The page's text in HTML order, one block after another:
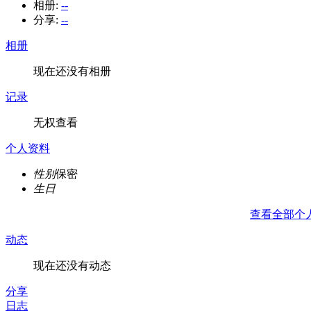
相册: --
分享: --
相册
现在还没有相册
记录
无权查看
个人资料
性别保密
生日
查看全部个
动态
现在还没有动态
分享
日志